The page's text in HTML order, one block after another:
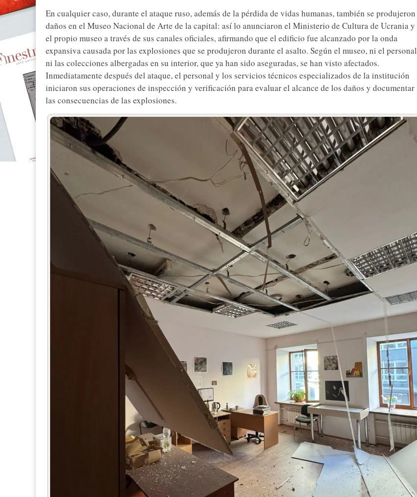
En cualquier caso, durante el ataque ruso, además de la pérdida de vidas humanas, también se produjeron
daños en el Museo Nacional de Arte de la capital: así lo anunciaron el Ministerio de Cultura de Ucrania y
el propio museo a través de sus canales oficiales, afirmando que el edificio fue alcanzado por la onda
expansiva causada por las explosiones que se produjeron durante el asalto. Según el museo, ni el personal
ni las colecciones albergadas en su interior, que ya han sido aseguradas, se han visto afectados.
Inmediatamente después del ataque, el personal y los servicios técnicos especializados de la institución
iniciaron sus operaciones de inspección y verificación para evaluar el alcance de los daños y documentar
las consecuencias de las explosiones.